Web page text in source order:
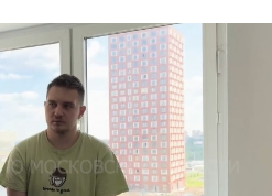
двое супругов
с жалобами на
не смогли поставить
Московской области